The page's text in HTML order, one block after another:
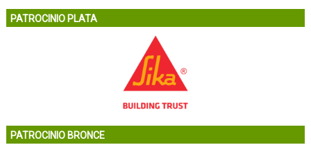
PATROCINIO PLATA
PATROCINIO BRONCE